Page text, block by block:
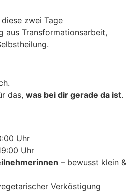
zwei Tage
aus Transformationsarbeit,
das, was bei dir gerade da ist.
Uhr
Uhr
– bewusst klein &
Verköstigung